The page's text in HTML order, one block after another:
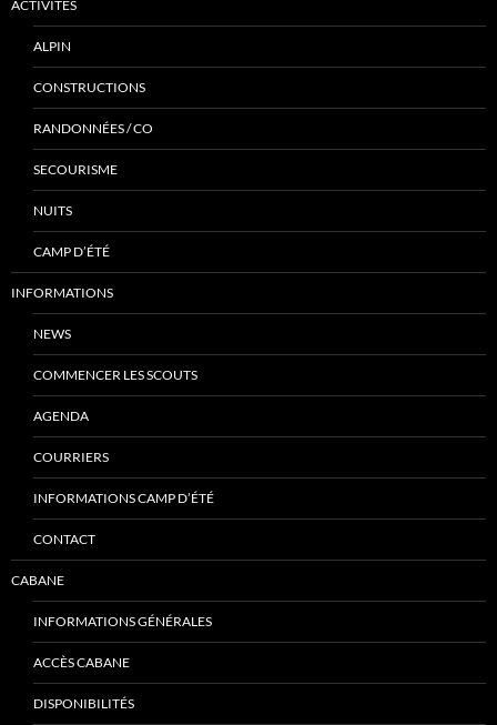
ACTIVITÉS
ALPIN
CONSTRUCTIONS
RANDONNÉES / CO
SECOURISME
NUITS
CAMP D’ÉTÉ
INFORMATIONS
NEWS
COMMENCER LES SCOUTS
AGENDA
COURRIERS
INFORMATIONS CAMP D’ÉTÉ
CONTACT
CABANE
INFORMATIONS GÉNÉRALES
ACCÈS CABANE
DISPONIBILITÉS